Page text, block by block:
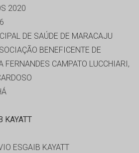
2020
DE SAÚDE DE MARACAJU
BENEFICENTE DE
FERNANDES CAMPATO LUCCHIARI,
KAYATT
ESGAIB KAYATT